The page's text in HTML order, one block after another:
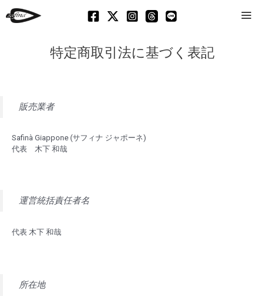
特定商取引法に基づく表記
販売業者
Safinà Giappone (サフィナ ジャポーネ)
代表 木下 和哉
運営統括責任者名
代表 木下 和哉
所在地